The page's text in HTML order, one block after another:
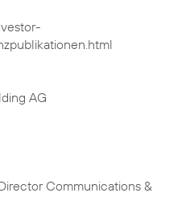
AG
Communications &